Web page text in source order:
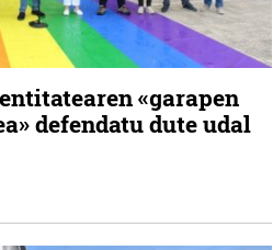
«garapen
defendatu dute udal